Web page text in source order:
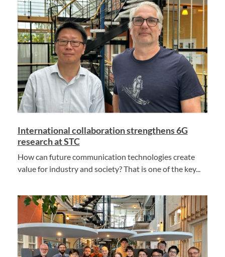
International collaboration strengthens 6G
research at STC
How can future communication technologies create
value for industry and society? That is one of the key...